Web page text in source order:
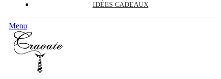
IDÉES CADEAUX
Menu